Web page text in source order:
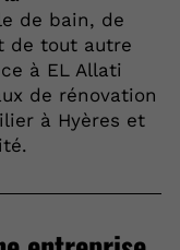
de bain, de
de tout autre
à EL Allati
de rénovation
à Hyères et